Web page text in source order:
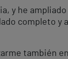
y he
completo y
también